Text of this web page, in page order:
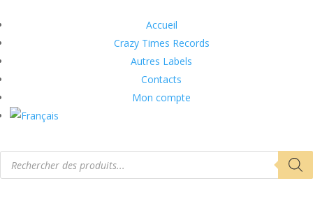
Accueil
Crazy Times Records
Autres Labels
Contacts
Mon compte
Recherche